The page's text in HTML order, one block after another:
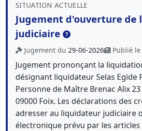
SITUATION ACTUELLE
Jugement d'ouverture de
judiciaire
Jugement du 29-06-2026 Publié le
Jugement prononçant la
désignant liquidateur Selas Egide
Personne de Maître Brenac Alix
09000 Foix. Les déclarations des
adresser au liquidateur judiciaire
électronique prévu par les articles